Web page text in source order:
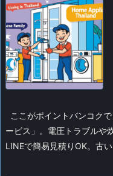
ここがポイントバンコク
ービス」。電圧トラブルや
LINEで簡易見積りOK。古